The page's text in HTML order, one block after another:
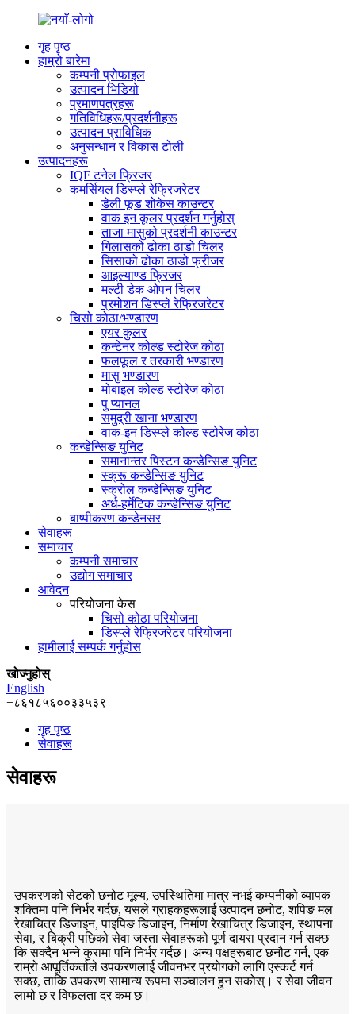
गृह पृष्ठ
हाम्रो बारेमा
कम्पनी प्रोफाइल
उत्पादन भिडियो
प्रमाणपत्रहरू
गतिविधिहरू/प्रदर्शनीहरू
उत्पादन प्राविधिक
अनुसन्धान र विकास टोली
उत्पादनहरू
IQF टनेल फ्रिजर
कमर्सियल डिस्प्ले रेफ्रिजरेटर
डेली फूड शोकेस काउन्टर
वाक इन कूलर प्रदर्शन गर्नुहोस्
ताजा मासुको प्रदर्शनी काउन्टर
गिलासको ढोका ठाडो चिलर
सिसाको ढोका ठाडो फ्रीजर
आइल्याण्ड फ्रिजर
मल्टी डेक ओपन चिलर
प्रमोशन डिस्प्ले रेफ्रिजरेटर
चिसो कोठा/भण्डारण
एयर कुलर
कन्टेनर कोल्ड स्टोरेज कोठा
फलफूल र तरकारी भण्डारण
मासु भण्डारण
मोबाइल कोल्ड स्टोरेज कोठा
पु प्यानल
समुद्री खाना भण्डारण
वाक-इन डिस्प्ले कोल्ड स्टोरेज कोठा
कन्डेन्सिङ युनिट
समानान्तर पिस्टन कन्डेन्सिङ युनिट
स्क्रू कन्डेन्सिङ युनिट
स्क्रोल कन्डेन्सिङ युनिट
अर्ध-हर्मेटिक कन्डेन्सिङ युनिट
बाष्पीकरण कन्डेनसर
सेवाहरू
समाचार
कम्पनी समाचार
उद्योग समाचार
आवेदन
परियोजना केस
चिसो कोठा परियोजना
डिस्प्ले रेफ्रिजरेटर परियोजना
हामीलाई सम्पर्क गर्नुहोस
खोज्नुहोस्
English
+८६१८५६००३३५३९
गृह पृष्ठ
सेवाहरू
सेवाहरू
उपकरणको सेटको छनोट मूल्य, उपस्थितिमा मात्र नभई कम्पनीको व्यापक
शक्तिमा पनि निर्भर गर्दछ, यसले ग्राहकहरूलाई उत्पादन छनोट, शपिङ मल
रेखाचित्र डिजाइन, पाइपिङ डिजाइन, निर्माण रेखाचित्र डिजाइन, स्थापना
सेवा, र बिक्री पछिको सेवा जस्ता सेवाहरूको पूर्ण दायरा प्रदान गर्न सक्छ
कि सक्दैन भन्ने कुरामा पनि निर्भर गर्दछ। अन्य पक्षहरूबाट छनौट गर्न, एक
राम्रो आपूर्तिकर्ताले उपकरणलाई जीवनभर प्रयोगको लागि एस्कर्ट गर्न
सक्छ, ताकि उपकरण सामान्य रूपमा सञ्चालन हुन सकोस्। र सेवा जीवन
लामो छ र विफलता दर कम छ।